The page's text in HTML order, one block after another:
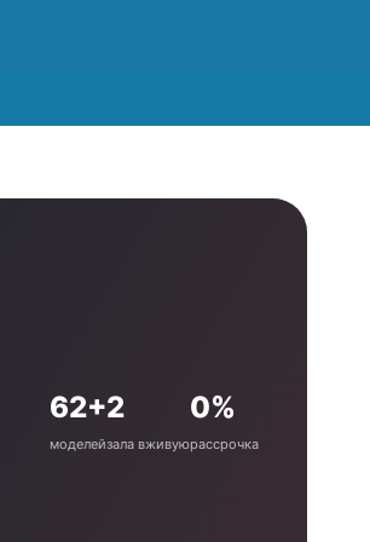
62+
моделей
2
зала вживую
0%
рассрочка